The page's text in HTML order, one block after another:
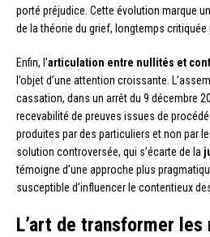
porté préjudice. Cette évolution marque un
de la théorie du grief, longtemps
Enfin, l’articulation entre nullités et
l’objet d’une attention croissante.
cassation, dans un arrêt du 9 décembre
recevabilité de preuves issues de
produites par des particuliers et non par
solution controversée, qui s’écarte de la
témoigne d’une approche plus
susceptible d’influencer le contentieux
L’art de transformer